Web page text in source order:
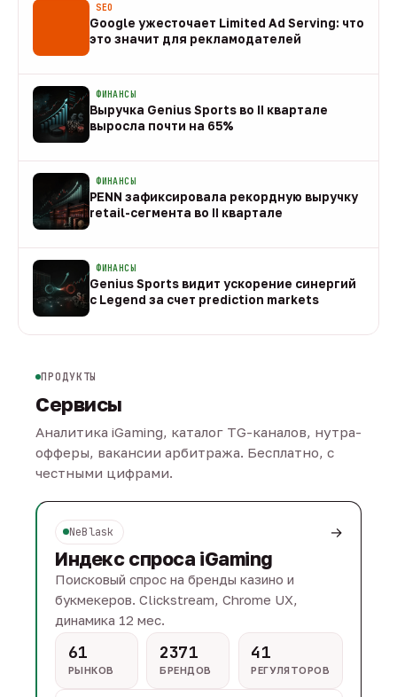
SEO
Google ужесточает Limited Ad Serving: что
это значит для рекламодателей
ФИНАНСЫ
Выручка Genius Sports во II квартале
выросла почти на 65%
ФИНАНСЫ
PENN зафиксировала рекордную выручку
retail-сегмента во II квартале
ФИНАНСЫ
Genius Sports видит ускорение синергий
с Legend за счет prediction markets
ПРОДУКТЫ
Сервисы
Аналитика iGaming, каталог TG-каналов, нутра-
офферы, вакансии арбитража. Бесплатно, с
честными цифрами.
NeBlask →
Индекс спроса iGaming
Поисковый спрос на бренды казино и
букмекеров. Clickstream, Chrome UX,
динамика 12 мес.
61
РЫНКОВ
2371
БРЕНДОВ
41
РЕГУЛЯТОРОВ